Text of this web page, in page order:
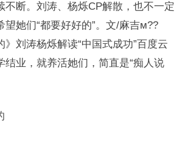
不断。刘涛、杨烁CP解散，也不一定
望她们“都要好好的”。文/麻吉м??
》刘涛杨烁解读“中国式成功”百度云
结业，就养活她们，简直是“痴人说